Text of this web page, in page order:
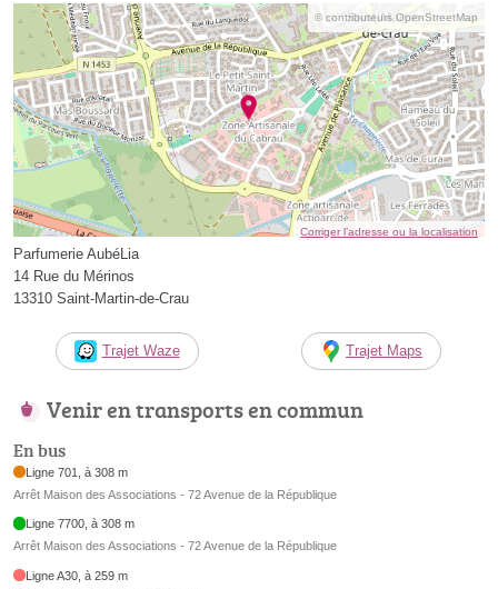
© contributeurs OpenStreetMap
Corriger l’adresse ou la localisation
Parfumerie AubéLia
14 Rue du Mérinos
13310 Saint-Martin-de-Crau
Trajet Waze Trajet Maps
Venir en transports en commun
En bus
Ligne 701, à 308 m
Arrêt Maison des Associations - 72 Avenue de la République
Ligne 7700, à 308 m
Arrêt Maison des Associations - 72 Avenue de la République
Ligne A30, à 259 m